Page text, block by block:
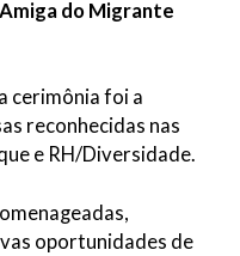
do Migrante
cerimônia foi a
reconhecidas nas
e RH/Diversidade.
oportunidades de